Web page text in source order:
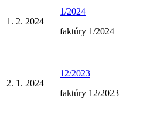
1. 2. 2024
1/2024
faktúry 1/2024
2. 1. 2024
12/2023
faktúry 12/2023